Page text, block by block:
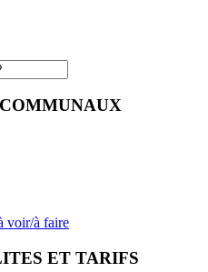
voir/à faire
ET TARIFS